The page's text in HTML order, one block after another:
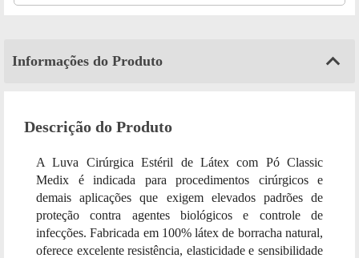
Informações do Produto
Descrição do Produto
A Luva Cirúrgica Estéril de Látex com Pó Classic
Medix é indicada para procedimentos cirúrgicos e
demais aplicações que exigem elevados padrões de
proteção contra agentes biológicos e controle de
infecções. Fabricada em 100% látex de borracha natural,
oferece excelente resistência, elasticidade e sensibilidade